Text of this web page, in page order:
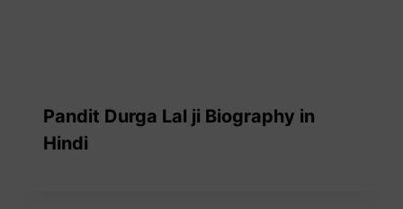
Pandit Durga Lal ji Biography in
Hindi